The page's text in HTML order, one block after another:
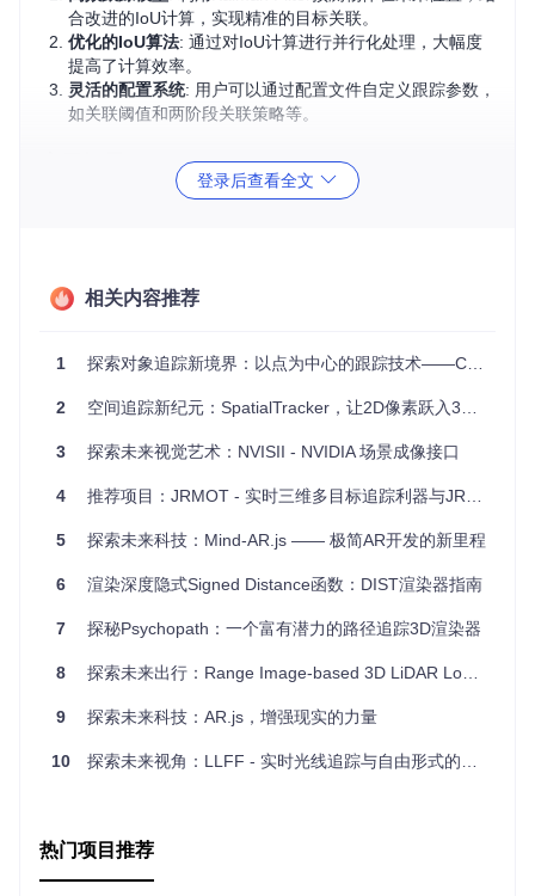
合改进的IoU计算，实现精准的目标关联。
优化的IoU算法: 通过对IoU计算进行并行化处理，大幅度
提高了计算效率。
灵活的配置系统: 用户可以通过配置文件自定义跟踪参数，
如关联阈值和两阶段关联策略等。
易用性: 提供清晰的API文档和演示脚本，用户能够快速入
门。
而准确的3D目标跟踪。
求。
改进和功能扩展。
为了更好地利用SimpleTrack，开发者可以参考详细的配置指
或研究涉及到3D目标跟踪，那么SimpleTrack绝对值得你尝
标跟踪技术的进步吧！
登录后查看全文
相关内容推荐
1 探索对象追踪新境界：以点为中心的跟踪技术——CenterTrack简介
2 空间追踪新纪元：SpatialTracker，让2D像素跃入3D视界
3 探索未来视觉艺术：NVISII - NVIDIA 场景成像接口
4 推荐项目：JRMOT - 实时三维多目标追踪利器与JRDB：全新大规模数据集
5 探索未来科技：Mind-AR.js —— 极简AR开发的新里程
6 渲染深度隐式Signed Distance函数：DIST渲染器指南
7 探秘Psychopath：一个富有潜力的路径追踪3D渲染器
8 探索未来出行：Range Image-based 3D LiDAR Localization 开源项目
9 探索未来科技：AR.js，增强现实的力量
10 探索未来视角：LLFF - 实时光线追踪与自由形式的3D重建
热门项目推荐